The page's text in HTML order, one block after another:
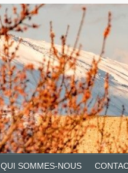
QUI SOMMES-NOUS